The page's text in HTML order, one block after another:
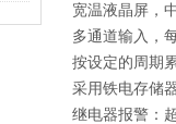
宽温液晶屏，
多通道输入，
按设定的周期
采用铁电存储
继电器报警：